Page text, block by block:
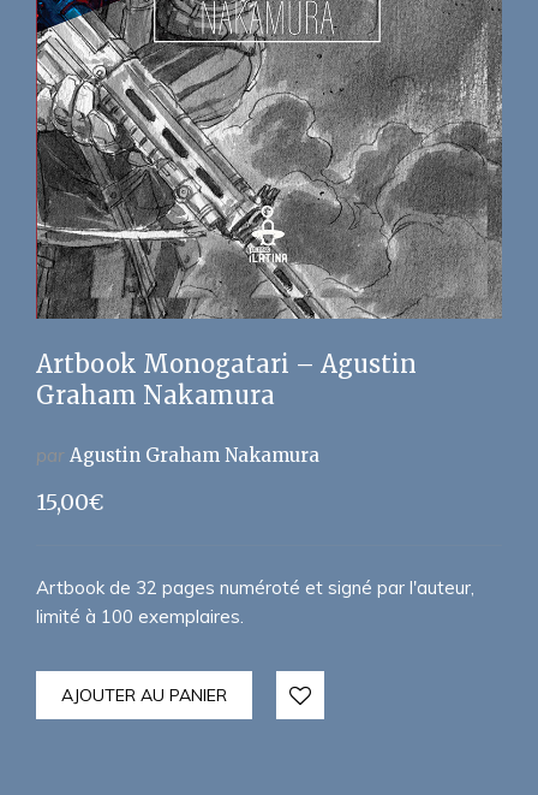
Artbook Monogatari – Agustin
Graham Nakamura
par Agustin Graham Nakamura
15,00€
Artbook de 32 pages numéroté et signé par l'auteur,
limité à 100 exemplaires.
AJOUTER AU PANIER